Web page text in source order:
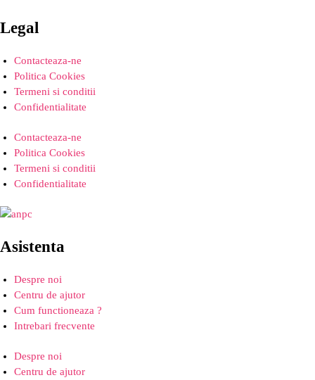
Legal
Contacteaza-ne
Politica Cookies
Termeni si conditii
Confidentialitate
Contacteaza-ne
Politica Cookies
Termeni si conditii
Confidentialitate
Asistenta
Despre noi
Centru de ajutor
Cum functioneaza ?
Intrebari frecvente
Despre noi
Centru de ajutor